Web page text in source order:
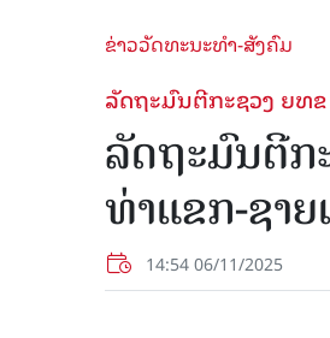
ຂ່າວວັດທະນະທຳ-ສັງຄົມ
ລັດຖະມົນຕີກະຊວງ ຍທ
ລັດຖະມົນຕີກ
ທ່າແຂກ-ຊາ
14:54 06/11/2025